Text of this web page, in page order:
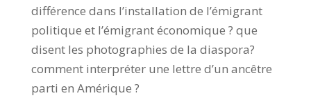
différence dans l’installation de l’émigrant
politique et l’émigrant économique ? que
disent les photographies de la diaspora?
comment interpréter une lettre d’un ancêtre
parti en Amérique ?